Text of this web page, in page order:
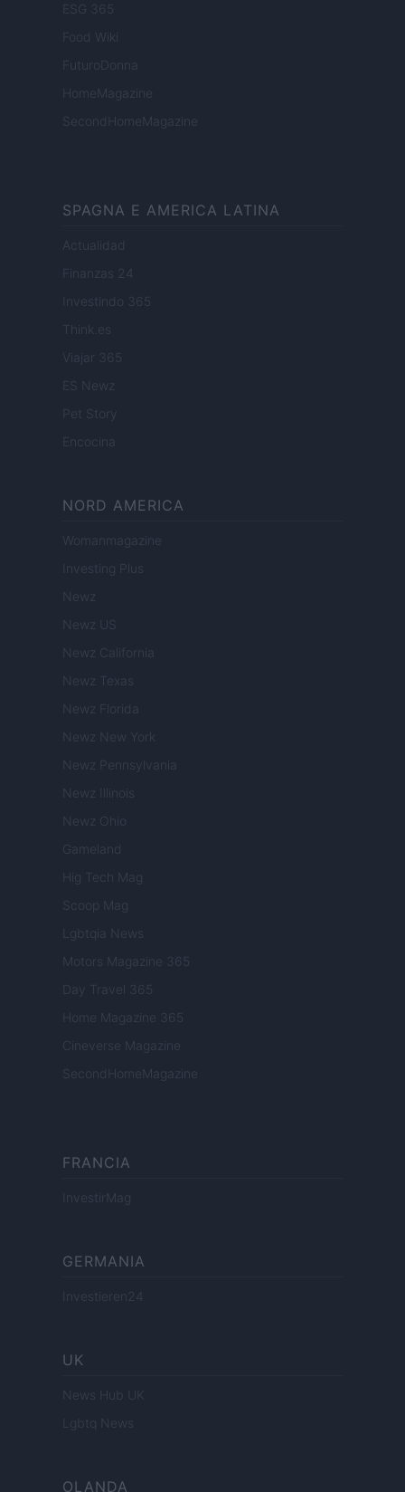
ESG 365
Food Wiki
FuturoDonna
HomeMagazine
SecondHomeMagazine
SPAGNA E AMERICA LATINA
Actualidad
Finanzas 24
Investindo 365
Think.es
Viajar 365
ES Newz
Pet Story
Encocina
NORD AMERICA
Womanmagazine
Investing Plus
Newz
Newz US
Newz California
Newz Texas
Newz Florida
Newz New York
Newz Pennsylvania
Newz Illinois
Newz Ohio
Gameland
Hig Tech Mag
Scoop Mag
Lgbtqia News
Motors Magazine 365
Day Travel 365
Home Magazine 365
Cineverse Magazine
SecondHomeMagazine
FRANCIA
InvestirMag
GERMANIA
Investieren24
UK
News Hub UK
Lgbtq News
OLANDA